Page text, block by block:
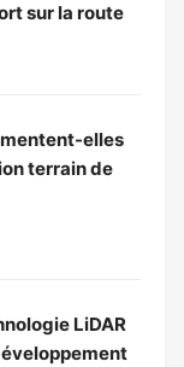
sur la route
elles
terrain de
LiDAR